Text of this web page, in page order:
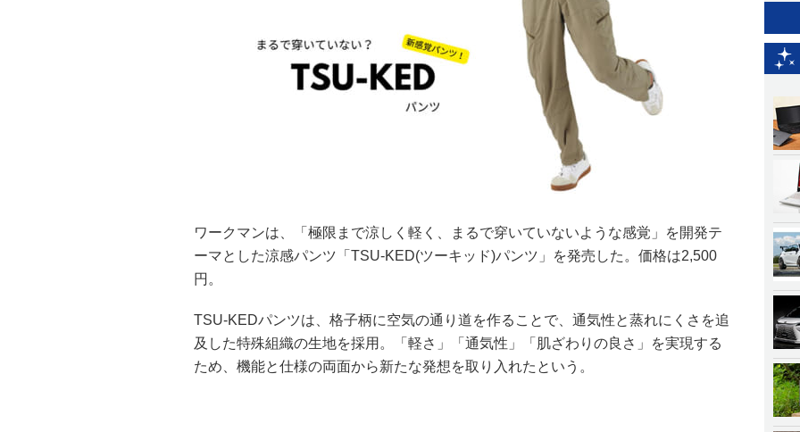
ワークマンは、「極限まで涼しく軽く、まるで穿いていないような感覚」を開発テ
ーマとした涼感パンツ「TSU-KED(ツーキッド)パンツ」を発売した。価格は2,500
円。
TSU-KEDパンツは、格子柄に空気の通り道を作ることで、通気性と蒸れにくさを追
及した特殊組織の生地を採用。「軽さ」「通気性」「肌ざわりの良さ」を実現する
ため、機能と仕様の両面から新たな発想を取り入れたという。